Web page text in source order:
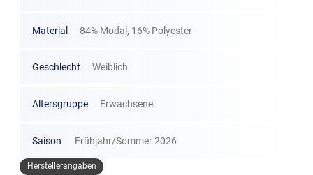
Material 84% Modal, 16% Polyester
Geschlecht Weiblich
Altersgruppe Erwachsene
Saison Frühjahr/Sommer 2026
Herstellerangaben